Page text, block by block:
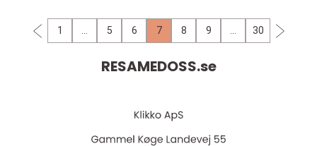
1 5 6 7 8 9 30
RESAMEDOSS.se